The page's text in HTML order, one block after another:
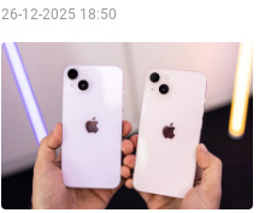
26-12-2025 18:50